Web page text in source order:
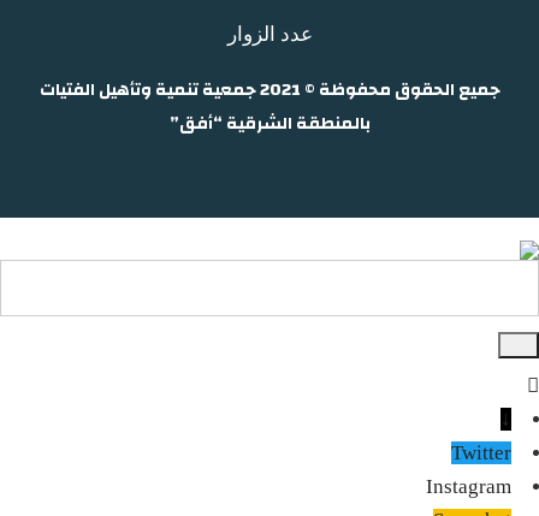
عدد الزوار
جميع الحقوق محفوظة © 2021 جمعية تنمية وتأهيل الفتيات
بالمنطقة الشرقية “أفق”
↓
Twitter
Instagram